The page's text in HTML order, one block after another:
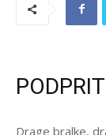
Drage bralke,